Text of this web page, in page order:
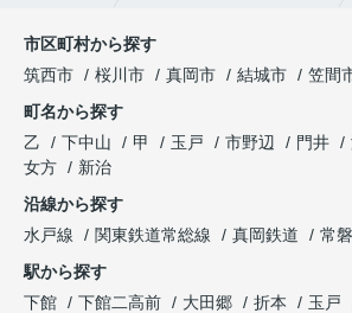
市区町村から探す
筑西市
桜川市 真岡市 結城市 笠間
町名から探す
乙
下中山 甲 玉戸 市野辺 門井
女方
新治
沿線から探す
水戸線
関東鉄道常総線 真岡鉄道
常
駅から探す
下館
下館二高前 大田郷 折本 玉戸